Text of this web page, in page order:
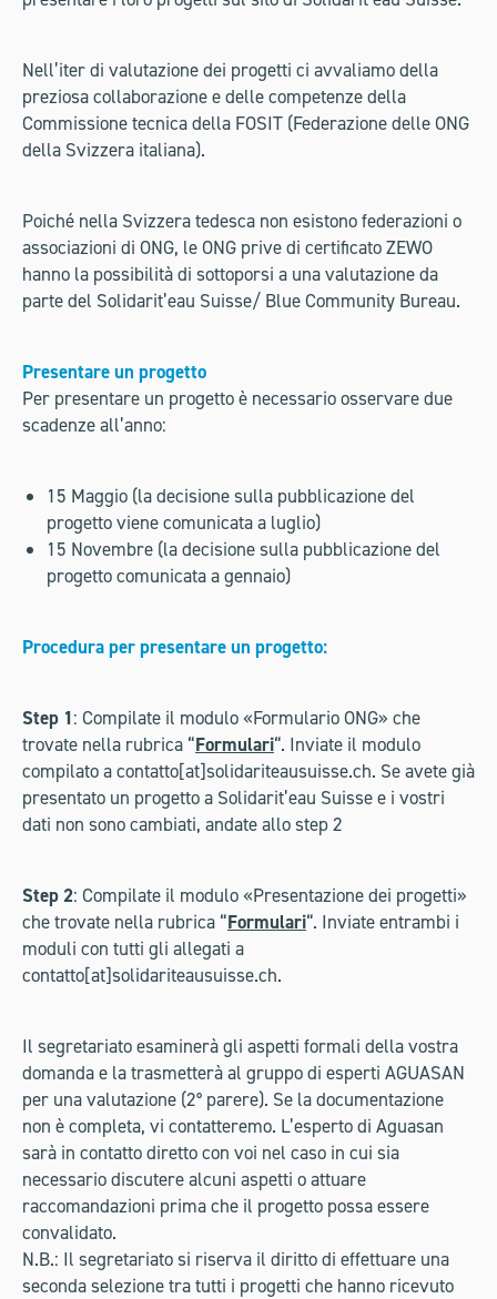
Nell’iter di valutazione dei progetti ci avvaliamo della
preziosa collaborazione e delle competenze della
Commissione tecnica della FOSIT (Federazione delle ONG
della Svizzera italiana).
Poiché nella Svizzera tedesca non esistono federazioni o
associazioni di ONG, le ONG prive di certificato ZEWO
hanno la possibilità di sottoporsi a una valutazione da
parte del Solidarit’eau Suisse/ Blue Community Bureau.
Presentare un progetto
Per presentare un progetto è necessario osservare due
scadenze all’anno:
15 Maggio (la decisione sulla pubblicazione del
progetto viene comunicata a luglio)
15 Novembre (la decisione sulla pubblicazione del
progetto comunicata a gennaio)
Procedura per presentare un progetto:
Step 1: Compilate il modulo «Formulario ONG» che
trovate nella rubrica “Formulari“. Inviate il modulo
compilato a contatto[at]solidariteausuisse.ch. Se avete già
presentato un progetto a Solidarit’eau Suisse e i vostri
dati non sono cambiati, andate allo step 2
Step 2: Compilate il modulo «Presentazione dei progetti»
che trovate nella rubrica “Formulari“. Inviate entrambi i
moduli con tutti gli allegati a
contatto[at]solidariteausuisse.ch.
Il segretariato esaminerà gli aspetti formali della vostra
domanda e la trasmetterà al gruppo di esperti AGUASAN
per una valutazione (2° parere). Se la documentazione
non è completa, vi contatteremo. L’esperto di Aguasan
sarà in contatto diretto con voi nel caso in cui sia
necessario discutere alcuni aspetti o attuare
raccomandazioni prima che il progetto possa essere
convalidato.
N.B.: Il segretariato si riserva il diritto di effettuare una
seconda selezione tra tutti i progetti che hanno ricevuto